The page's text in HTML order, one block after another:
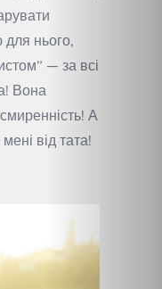
для нього,
— за всі
Вона
А
від тата!